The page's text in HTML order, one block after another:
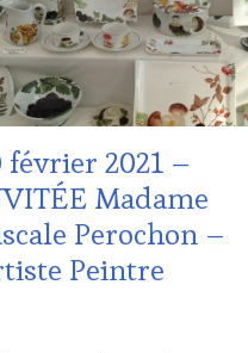
,
,
février 2021 –
Madame
Perochon –
Peintre